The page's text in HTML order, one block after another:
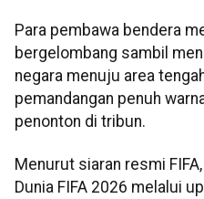
Para pembawa bendera
bergelombang sambil
negara menuju area
pemandangan penuh
penonton di tribun.
Menurut siaran resmi
Dunia FIFA 2026 melalui